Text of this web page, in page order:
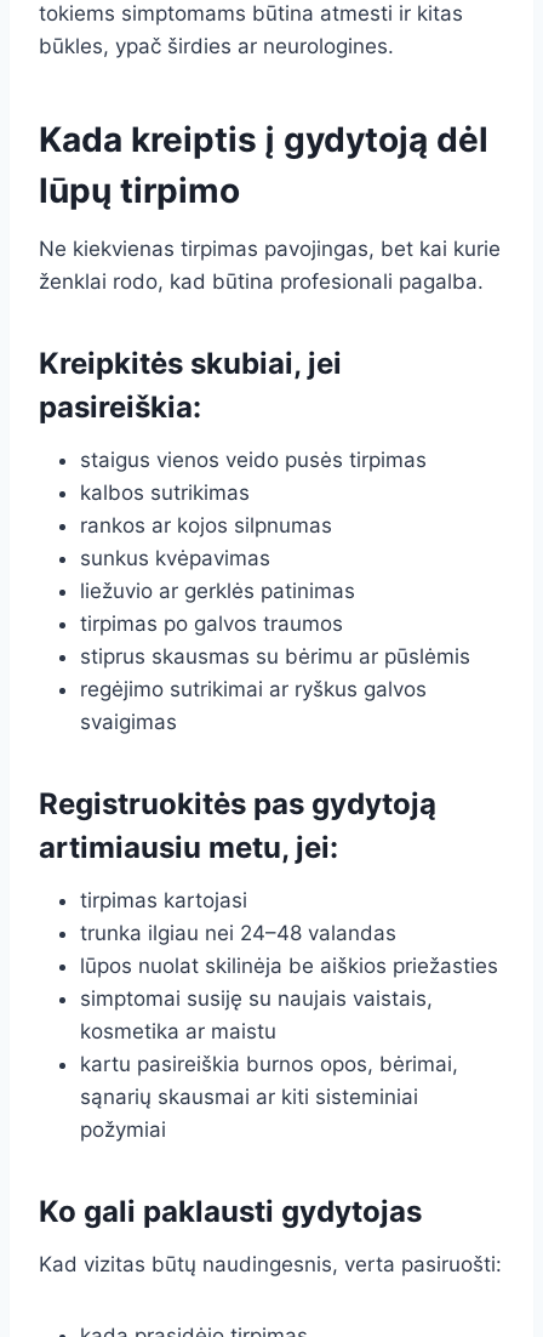
tokiems simptomams būtina atmesti ir kitas
būkles, ypač širdies ar neurologines.
Kada kreiptis į gydytoją dėl
lūpų tirpimo
Ne kiekvienas tirpimas pavojingas, bet kai kurie
ženklai rodo, kad būtina profesionali pagalba.
Kreipkitės skubiai, jei
pasireiškia:
staigus vienos veido pusės tirpimas
kalbos sutrikimas
rankos ar kojos silpnumas
sunkus kvėpavimas
liežuvio ar gerklės patinimas
tirpimas po galvos traumos
stiprus skausmas su bėrimu ar pūslėmis
regėjimo sutrikimai ar ryškus galvos
svaigimas
Registruokitės pas gydytoją
artimiausiu metu, jei:
tirpimas kartojasi
trunka ilgiau nei 24–48 valandas
lūpos nuolat skilinėja be aiškios priežasties
simptomai susiję su naujais vaistais,
kosmetika ar maistu
kartu pasireiškia burnos opos, bėrimai,
sąnarių skausmai ar kiti sisteminiai
požymiai
Ko gali paklausti gydytojas
Kad vizitas būtų naudingesnis, verta pasiruošti: